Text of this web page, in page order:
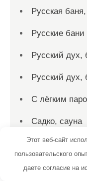
Русская
Русские бани
Русский дух,
Русский дух,
С лёгким
Садко, сауна
Сауна, Сауна
Этот веб-сайт
пользовательского
даете согласие на